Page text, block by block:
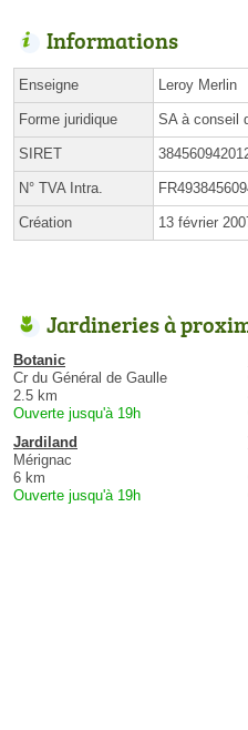
Informations
Enseigne Leroy Merlin
Forme juridique SA à conseil
SIRET
N° TVA Intra.
Création 13 février
Jardineries à
Botanic
Cr du Général de Gaulle
2.5 km
Ouverte jusqu'à 19h
Jardiland
Mérignac
6 km
Ouverte jusqu'à 19h